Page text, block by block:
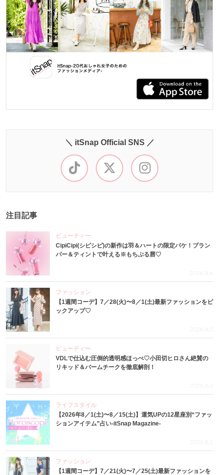
＼ itSnap Official SNS ／
注目記事
ビューティー
CipiCipi(シピシピ)の新作は羽＆ハートの限定パケ！プラン
パー＆ティントで叶える※もちぷる唇♡
2026.8.6
ファッション
【1週間コーデ】7／28(火)〜8／1(土)最新ファッションをピ
ックアップ♡
2026.8.5
ビューティー
VDLで仕込む圧倒的透明感ほっぺ♡小田切ヒロさん絶賛の
リキッド＆バームチークを徹底解剖！
2026.8.4
ライフスタイル
【2026年8／1(土)〜8／15(土)】運気UPの12星座別“ファッ
ションアイテム”占い-itSnap Magazine-
2026.8.1
ファッション
【1週間コーデ】7／21(火)〜7／25(土)最新ファッションを